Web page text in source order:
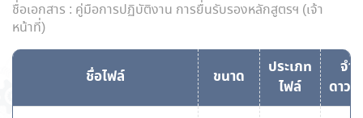
ชื่อเอกสาร : คู่มือการปฏิบัติงาน การยื่นรับรองหลักสูตรฯ (เจ้า
หน้าที่)
ชื่อไฟล์ ขนาด
ประเภท
ไฟล์
จำ
ดาว